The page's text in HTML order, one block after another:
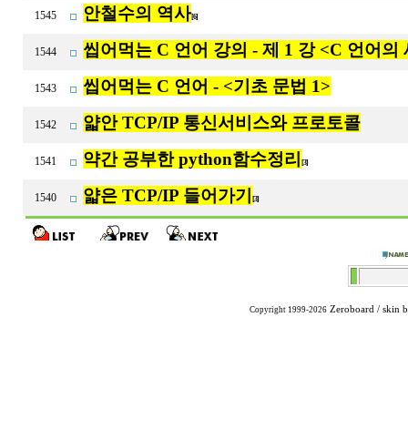
1545 안철수의 역사[6]
1544 씹어먹는 C 언어 강의 - 제 1 강 <C 언어의
1543 씹어먹는 C 언어 - <기초 문법 1>
1542 얇안 TCP/IP 통신서비스와 프로토콜
1541 약간 공부한 python함수정리 [3]
1540 얇은 TCP/IP 들어가기 [3]
Copyright 1999-2026 Zeroboard / skin